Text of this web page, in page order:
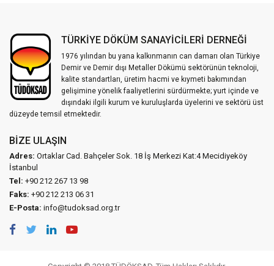
TÜRKİYE DÖKÜM SANAYİCİLERİ DERNEĞİ
1976 yılından bu yana kalkınmanın can damarı olan Türkiye
Demir ve Demir dışı Metaller Dökümü sektörünün teknoloji,
kalite standartları, üretim hacmi ve kıymeti bakımından
gelişimine yönelik faaliyetlerini sürdürmekte; yurt içinde ve
dışındaki ilgili kurum ve kuruluşlarda üyelerini ve sektörü üst
düzeyde temsil etmektedir.
BIZE ULAŞIN
Adres: Ortaklar Cad. Bahçeler Sok. 18 İş Merkezi Kat:4 Mecidiyeköy
İstanbul
Tel: +90 212 267 13 98
Faks: +90 212 213 06 31
E-Posta: info@tudoksad.org.tr